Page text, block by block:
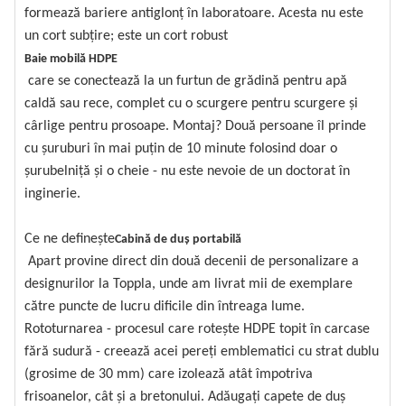
formează bariere antiglonț în laboratoare. Acesta nu este
un cort subțire; este un cort robust
Baie mobilă HDPE
care se conectează la un furtun de grădină pentru apă
caldă sau rece, complet cu o scurgere pentru scurgere și
cârlige pentru prosoape. Montaj? Două persoane îl prinde
cu șuruburi în mai puțin de 10 minute folosind doar o
șurubelniță și o cheie - nu este nevoie de un doctorat în
inginerie.
Ce ne defineșteCabină de duș portabilă
Apart provine direct din două decenii de personalizare a
designurilor la Toppla, unde am livrat mii de exemplare
către puncte de lucru dificile din întreaga lume.
Rototurnarea - procesul care rotește HDPE topit în carcase
fără sudură - creează acei pereți emblematici cu strat dublu
(grosime de 30 mm) care izolează atât împotriva
frisoanelor, cât și a bretonului. Adăugați capete de duș